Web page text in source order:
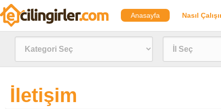
Anasayfa Nasıl
İletişim